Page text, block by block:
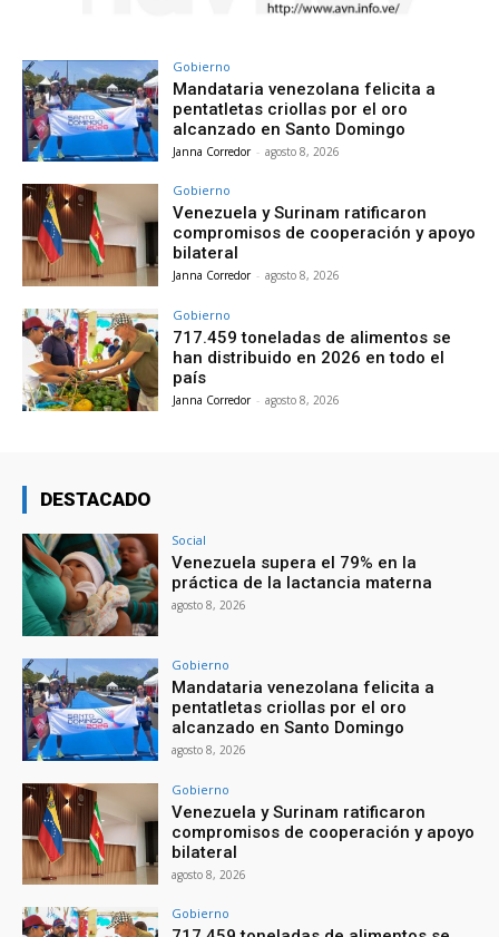
Gobierno
Mandataria venezolana felicita a
pentatletas criollas por el oro
alcanzado en Santo Domingo
Janna Corredor - agosto 8, 2026
Gobierno
Venezuela y Surinam ratificaron
compromisos de cooperación y apoyo
bilateral
Janna Corredor - agosto 8, 2026
Gobierno
717.459 toneladas de alimentos se
han distribuido en 2026 en todo el
país
Janna Corredor - agosto 8, 2026
DESTACADO
Social
Venezuela supera el 79% en la
práctica de la lactancia materna
agosto 8, 2026
Gobierno
Mandataria venezolana felicita a
pentatletas criollas por el oro
alcanzado en Santo Domingo
agosto 8, 2026
Gobierno
Venezuela y Surinam ratificaron
compromisos de cooperación y apoyo
bilateral
agosto 8, 2026
Gobierno